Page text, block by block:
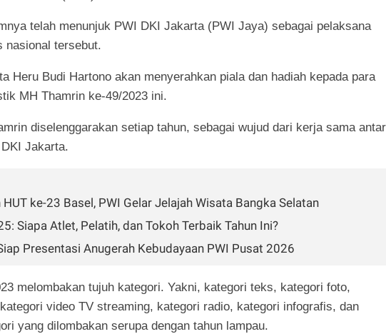
telah menunjuk PWI DKI Jakarta (PWI Jaya) sebagai pelaksana
nasional tersebut.
Heru Budi Hartono akan menyerahkan piala dan hadiah kepada para
MH Thamrin ke-49/2023 ini.
diselenggarakan setiap tahun, sebagai wujud dari kerja sama
Jakarta.
ke-23 Basel, PWI Gelar Jelajah Wisata Bangka Selatan
Siapa Atlet, Pelatih, dan Tokoh Terbaik Tahun Ini?
Presentasi Anugerah Kebudayaan PWI Pusat 2026
melombakan tujuh kategori. Yakni, kategori teks, kategori foto,
video TV streaming, kategori radio, kategori infografis, dan
yang dilombakan serupa dengan tahun lampau.